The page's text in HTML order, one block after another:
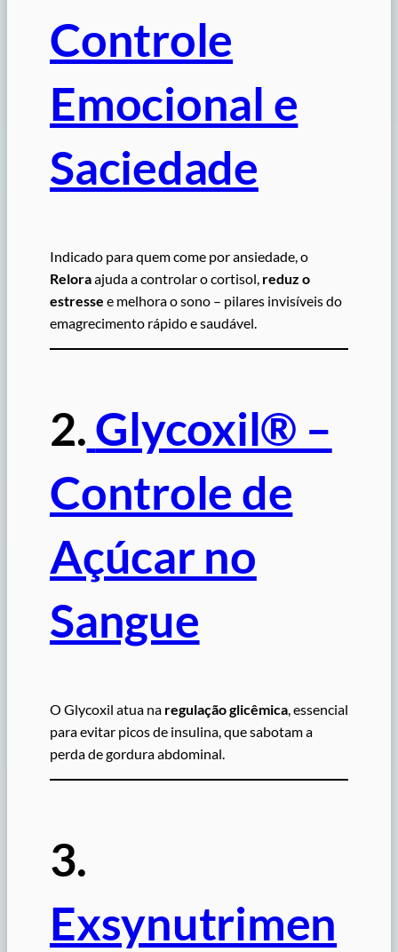
Controle
Emocional e
Saciedade
Indicado para quem come por ansiedade, o
Reloraajuda a controlar o cortisol, reduz o
estresse e melhora o sono – pilares invisíveis do
emagrecimento rápido e saudável.
2.Glycoxil® –
Controle de
Açúcar no
Sangue
O Glycoxil atua na regulação glicêmica, essencial
para evitar picos de insulina, que sabotam a
perda de gordura abdominal.
3.
Exsynutrimen